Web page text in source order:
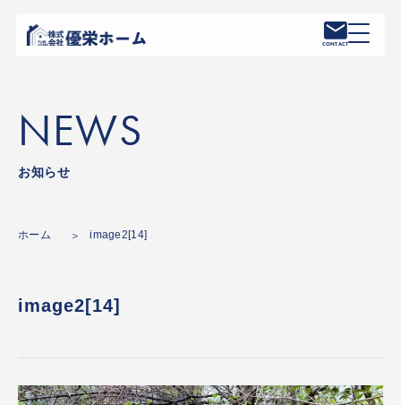
CONTACT
NEWS
お知らせ
ホーム image2[14]
image2[14]